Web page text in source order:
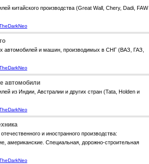
китайского производства (Great Wall, Chery, Dadi, FAW
автомобилей и машин, производимых в СНГ (ВАЗ, ГАЗ,
автомобили
из Индии, Австралии и других стран (Tata, Holden и
и иностранного производства:
американские. Специальная, дорожно-строительная